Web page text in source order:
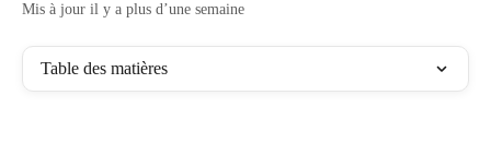
Mis à jour il y a plus d’une semaine
Table des matières